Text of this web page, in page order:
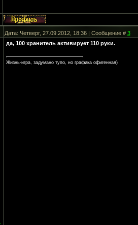
Дата: Четверг, 27.09.2012, 18:36 | Сообщение #3
да, 100 хранитель активирует 110 руки.
Жизнь-игра, задумано тупо, но графика офигенная)